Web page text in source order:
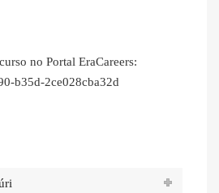
no Portal EraCareers:
b35d-2ce028cba32d